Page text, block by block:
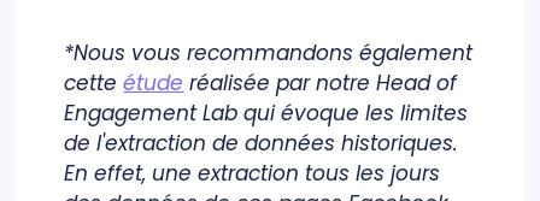
*Nous vous recommandons également
cetteétude réalisée par notre Head of
Engagement Lab qui évoque les limites
de l'extraction de données historiques.
En effet, une extraction tous les jours